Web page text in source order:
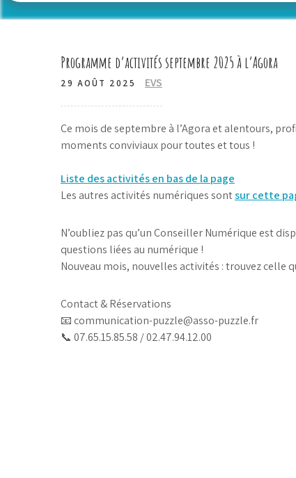
Programme d’activités septembre 2025 à l’Agora
29 AOÛT 2025 EVS
Ce mois de septembre à l’Agora et alentours,
moments conviviaux pour toutes et tous !
Liste des activités en bas de la page
Les autres activités numériques sontsur cette
N’oubliez pas qu’un Conseiller Numérique est
questions liées au numérique !
Nouveau mois, nouvelles activités : trouvez celle
Contact & Réservations
📧 communication-puzzle@asso-puzzle.fr
📞 07.65.15.85.58 / 02.47.94.12.00